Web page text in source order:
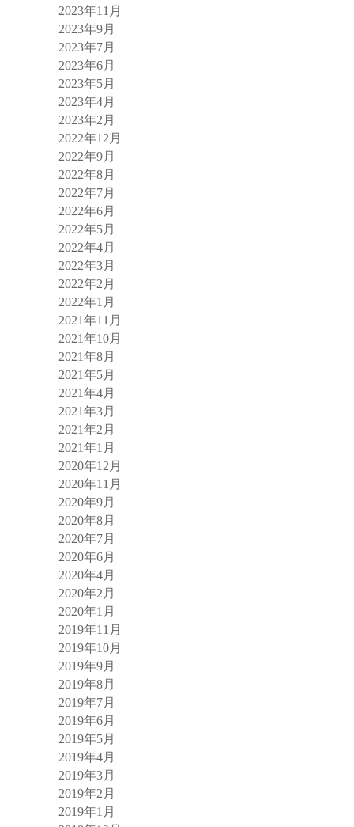
2023年11月
2023年9月
2023年7月
2023年6月
2023年5月
2023年4月
2023年2月
2022年12月
2022年9月
2022年8月
2022年7月
2022年6月
2022年5月
2022年4月
2022年3月
2022年2月
2022年1月
2021年11月
2021年10月
2021年8月
2021年5月
2021年4月
2021年3月
2021年2月
2021年1月
2020年12月
2020年11月
2020年9月
2020年8月
2020年7月
2020年6月
2020年4月
2020年2月
2020年1月
2019年11月
2019年10月
2019年9月
2019年8月
2019年7月
2019年6月
2019年5月
2019年4月
2019年3月
2019年2月
2019年1月